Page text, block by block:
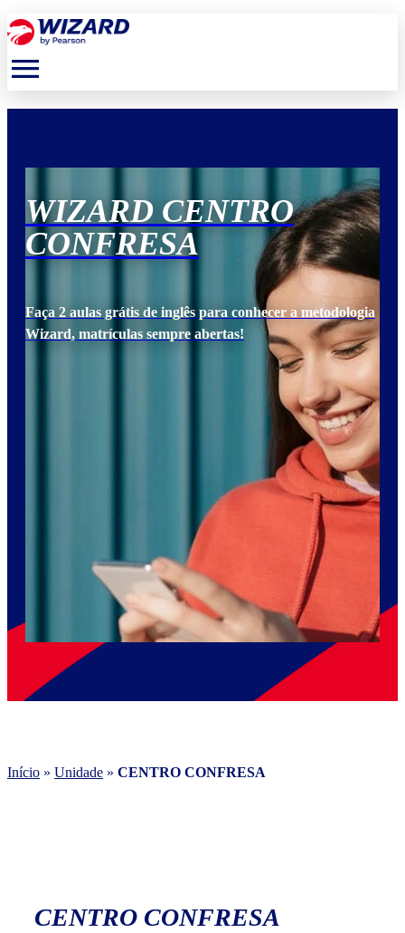
menu
WIZARD CENTRO
CONFRESA
Faça 2 aulas grátis de inglês para conhecer a metodologia
Wizard, matrículas sempre abertas!
Início » Unidade » CENTRO CONFRESA
CENTRO CONFRESA